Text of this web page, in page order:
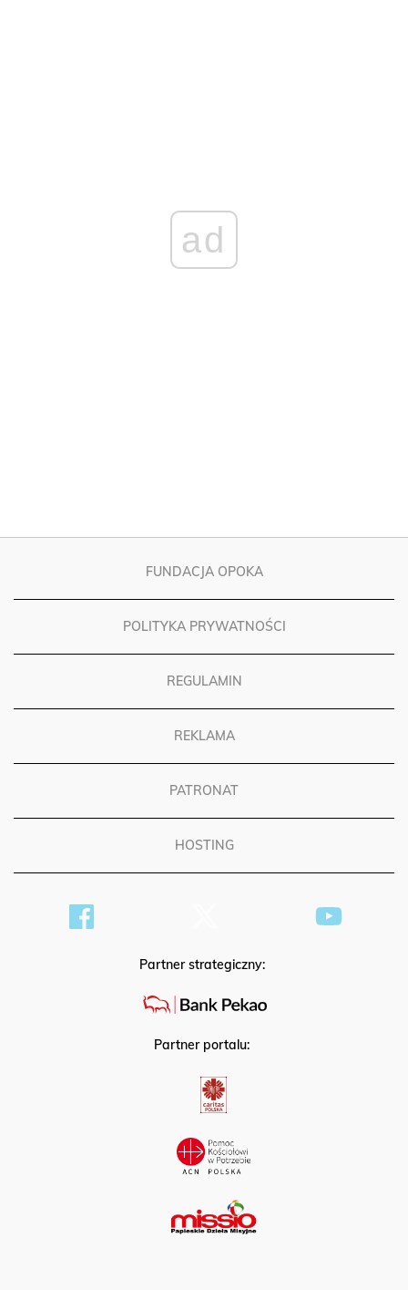
FUNDACJA OPOKA
POLITYKA PRYWATNOŚCI
REGULAMIN
REKLAMA
PATRONAT
HOSTING
Partner strategiczny:
Partner portalu: